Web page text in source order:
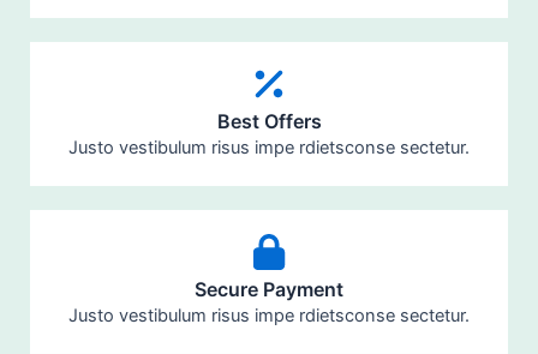
Best Offers
Justo vestibulum risus impe rdietsconse sectetur.​
Secure Payment
Justo vestibulum risus impe rdietsconse sectetur.​